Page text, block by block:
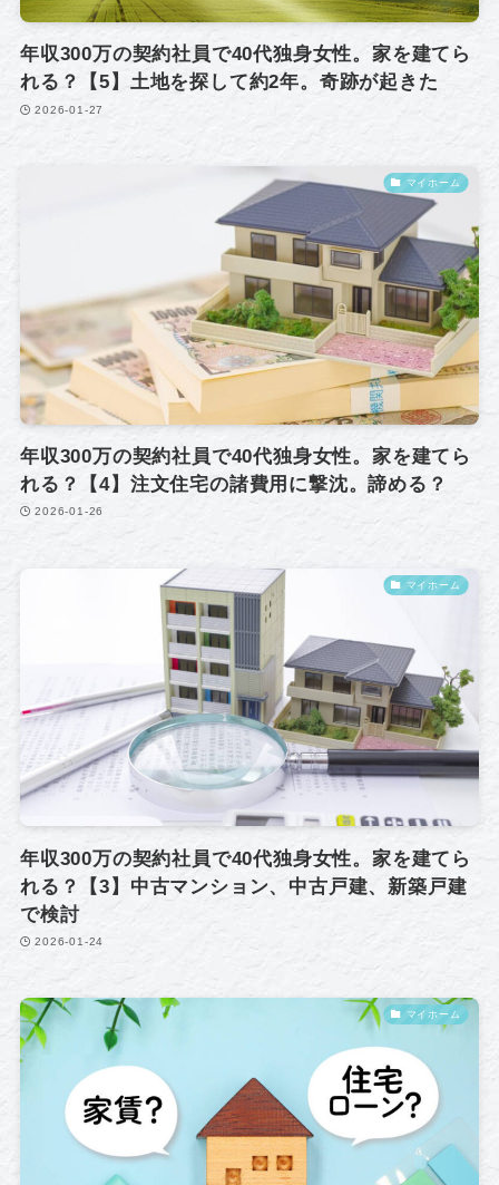
年収300万の契約社員で40代独身女性。家を建てら
れる？【5】土地を探して約2年。奇跡が起きた
2026-01-27
マイホーム
年収300万の契約社員で40代独身女性。家を建てら
れる？【4】注文住宅の諸費用に撃沈。諦める？
2026-01-26
マイホーム
年収300万の契約社員で40代独身女性。家を建てら
れる？【3】中古マンション、中古戸建、新築戸建
で検討
2026-01-24
マイホーム